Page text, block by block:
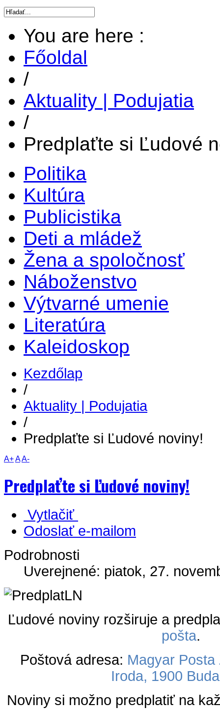
You are here :
Főoldal
/
Aktuality | Podujatia
/
Predplaťte si Ľudové
Politika
Kultúra
Publicistika
Deti a mládež
Žena a spoločnosť
Náboženstvo
Výtvarné umenie
Literatúra
Kaleidoskop
Kezdőlap
/
Aktuality | Podujatia
/
Predplaťte si Ľudové noviny!
A+AA-
Predplaťte si Ľudové noviny!
Vytlačiť
Odoslať e-mailom
Podrobnosti
Uverejnené: piatok, 27.
Ľudové noviny rozširuje a
pošta.
Poštová adresa: Magyar
Iroda, 1900
Noviny si možno predplatiť na